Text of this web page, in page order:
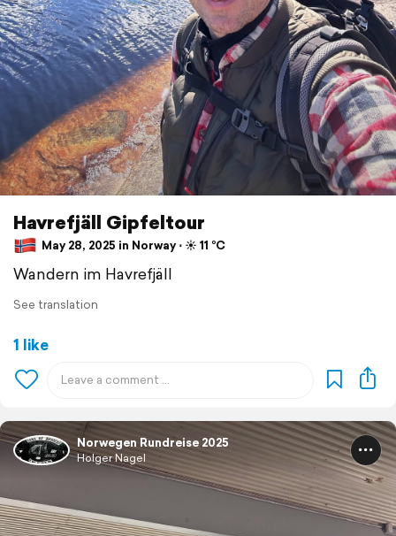
Havrefjäll Gipfeltour
May 28, 2025 in Norway ⋅ ☀️ 11 °C
Wandern im Havrefjäll
See translation
1 like
Norwegen Rundreise 2025
Holger Nagel